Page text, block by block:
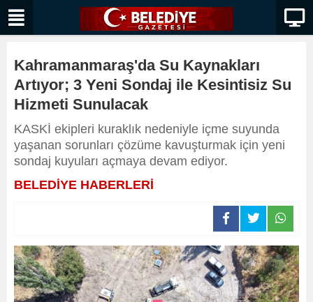
Kahramanmaraş'da Su Kaynakları
Artıyor; 3 Yeni Sondaj ile Kesintisiz Su
Hizmeti Sunulacak
KASKİ ekipleri kuraklık nedeniyle içme suyunda
yaşanan sorunları çözüme kavuşturmak için yeni
sondaj kuyuları açmaya devam ediyor.
BELEDİYE HABERLERİ